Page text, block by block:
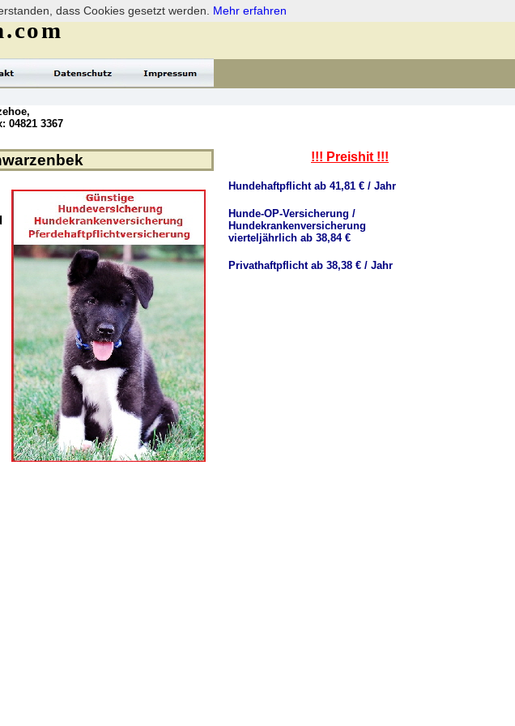
dass Cookies gesetzt werden. Mehr erfahren
04821 3367
!!! Preishit !!!
Hundehaftpflicht ab 41,81 € / Jahr
Hunde-OP-Versicherung /
Hundekrankenversicherung
vierteljährlich ab 38,84 €
Privathaftpflicht ab 38,38 € / Jahr